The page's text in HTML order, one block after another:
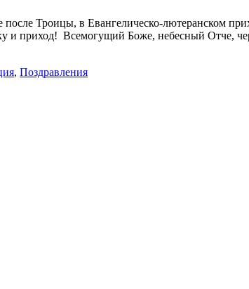
после Троицы, в Евангелическо-лютеранском
и приход! Всемогущий Боже, небесный Отче,
, Поздравления